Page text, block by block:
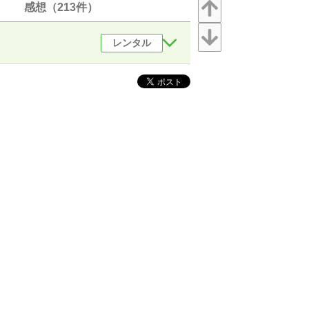
感想（213件）
レンタル